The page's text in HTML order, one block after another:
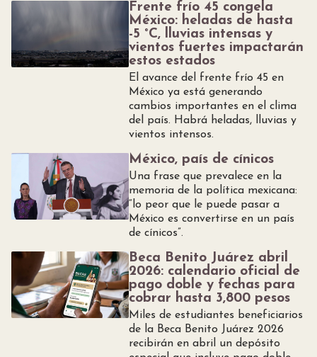
Frente frío 45 congela
México: heladas de hasta
-5 °C, lluvias intensas y
vientos fuertes impactarán
estos estados
El avance del frente frío 45 en
México ya está generando
cambios importantes en el clima
del país. Habrá heladas, lluvias y
vientos intensos.
México, país de cínicos
Una frase que prevalece en la
memoria de la política mexicana:
“lo peor que le puede pasar a
México es convertirse en un país
de cínicos”.
Beca Benito Juárez abril
2026: calendario oficial de
pago doble y fechas para
cobrar hasta 3,800 pesos
Miles de estudiantes beneficiarios
de la Beca Benito Juárez 2026
recibirán en abril un depósito